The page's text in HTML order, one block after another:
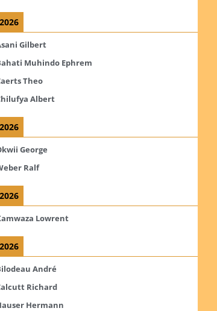
Gilbert
Muhindo Ephrem
Theo
Albert
George
Ralf
Lowrent
André
Richard
Hermann